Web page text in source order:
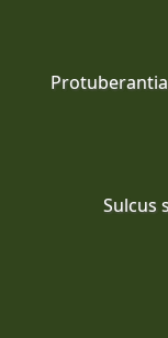
Sulcus